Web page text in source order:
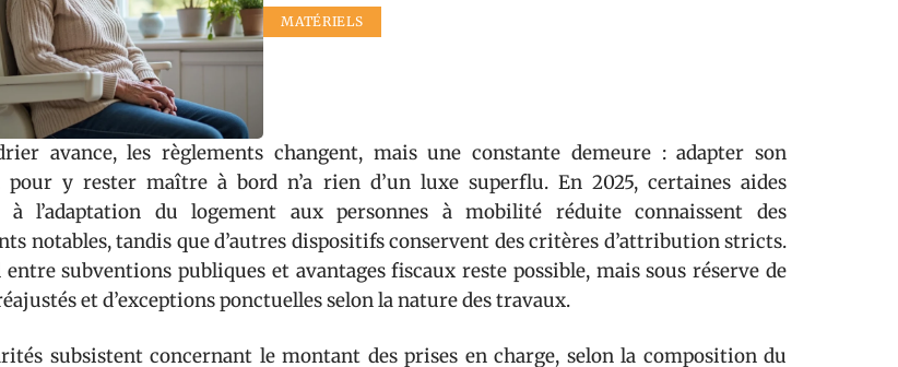
MATÉRIELS
avance, les règlements changent, mais une constante demeure : adapter son
pour y rester maître à bord n’a rien d’un luxe superflu. En 2025, certaines aides
à l’adaptation du logement aux personnes à mobilité réduite connaissent des
notables, tandis que d’autres dispositifs conservent des critères d’attribution stricts.
subventions publiques et avantages fiscaux reste possible, mais sous réserve de
et d’exceptions ponctuelles selon la nature des travaux.
subsistent concernant le montant des prises en charge, selon la composition du